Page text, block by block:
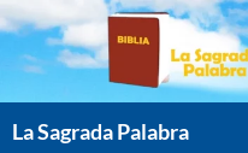
Saltar
contenido
La Sagrada Palabra